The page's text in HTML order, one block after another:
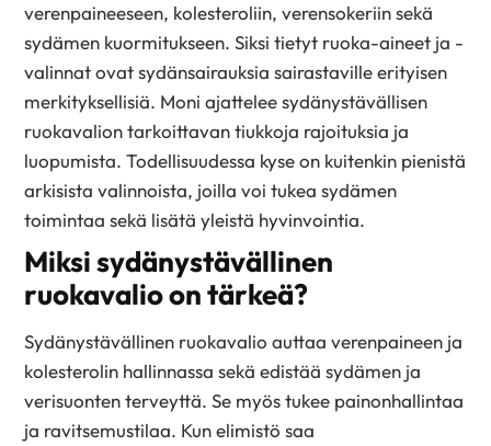
verenpaineeseen, kolesteroliin, verensokeriin sekä
sydämen kuormitukseen. Siksi tietyt ruoka-aineet ja -
valinnat ovat sydänsairauksia sairastaville erityisen
merkityksellisiä. Moni ajattelee sydänystävällisen
ruokavalion tarkoittavan tiukkoja rajoituksia ja
luopumista. Todellisuudessa kyse on kuitenkin pienistä
arkisista valinnoista, joilla voi tukea sydämen
toimintaa sekä lisätä yleistä hyvinvointia.
Miksi sydänystävällinen
ruokavalio on tärkeä?
Sydänystävällinen ruokavalio auttaa verenpaineen ja
kolesterolin hallinnassa sekä edistää sydämen ja
verisuonten terveyttä. Se myös tukee painonhallintaa
ja ravitsemustilaa. Kun elimistö saa